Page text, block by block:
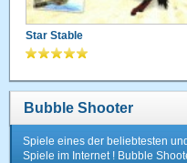
Star Stable
Bubble Shooter
Spiele eines der beliebtesten
Spiele im Internet ! Bubble